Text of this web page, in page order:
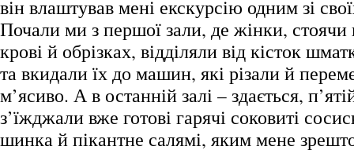
він влаштував мені екскурсію одним зі
Почали ми з першої зали, де жінки, стоячи
крові й обрізках, відділяли від кісток
та вкидали їх до машин, які різали й
м’ясиво. А в останній залі – здається,
з’їжджали вже готові гарячі соковиті
шинка й пікантне салямі, яким мене